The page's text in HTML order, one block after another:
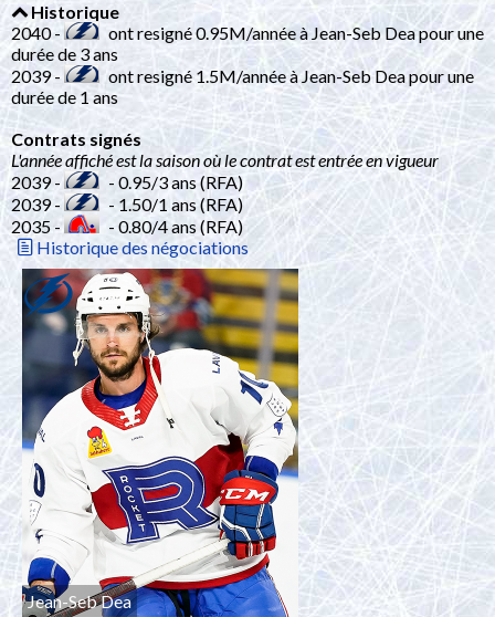
Historique
2040 -
ont resigné 0.95M/année à Jean-Seb Dea pour une
durée de 3 ans
2039 -
ont resigné 1.5M/année à Jean-Seb Dea pour une
durée de 1 ans
Contrats signés
L'année affiché est la saison où le contrat est entrée en vigueur
2039 -
- 0.95/3 ans (RFA)
2039 -
- 1.50/1 ans (RFA)
2035 -
- 0.80/4 ans (RFA)
Historique des négociations
Jean-Seb Dea